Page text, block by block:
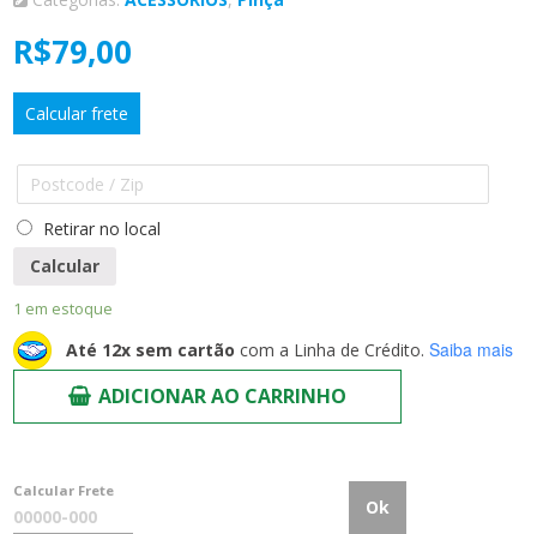
R$79,00
Calcular frete
Retirar no local
Calcular
1 em estoque
Até 12x sem cartão com a Linha de Crédito. Saiba mais
ADICIONAR AO CARRINHO
Calcular Frete
Ok